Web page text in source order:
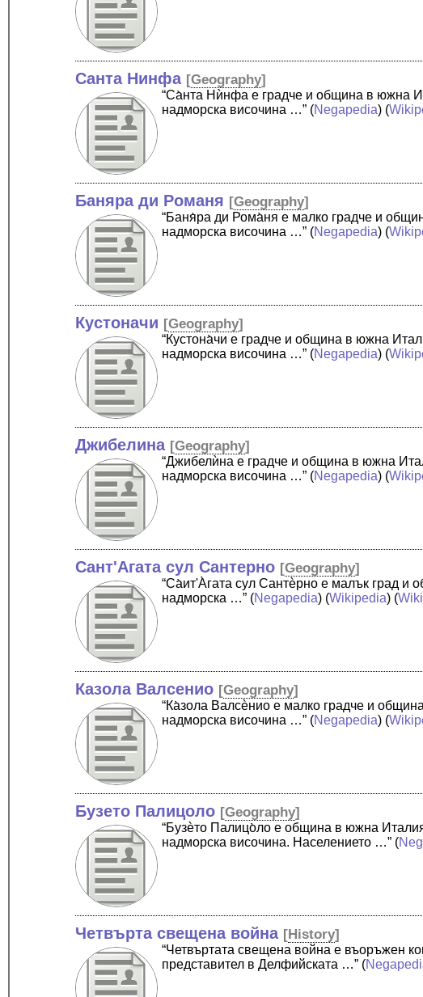
Санта Нинфа [Geography]
“Са̀нта Нѝнфа е градче и община в южна
надморска височина …” (Negapedia) (
Баняра ди Романя [Geography]
“Баня̀ра ди Рома̀ня е малко градче и
надморска височина …” (Negapedia) (
Кустоначи [Geography]
“Кустона̀чи е градче и община в южна
надморска височина …” (Negapedia) (
Джибелина [Geography]
“Джибелѝна е градче и община в южна
надморска височина …” (Negapedia) (
Сант'Агата сул Сантерно [Geography]
“Cа̀ит'А̀гата сул Сантѐрно е малък град
надморска …” (Negapedia) (Wikipedia) (
Казола Валсенио [Geography]
“Ка̀зола Валсѐнио е малко градче и
надморска височина …” (Negapedia) (
Бузето Палицоло [Geography]
“Бузѐто Палицо̀ло е община в южна
надморска височина. Населението …” (
Четвърта свещена война [History]
“Четвъртата свещена война е въоръжен
представител в Делфийската …” (